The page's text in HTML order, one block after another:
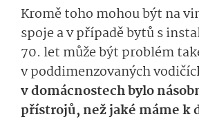
Kromě toho mohou být na
spoje a v případě bytů s
70. let může být problém
v poddimenzovaných
v domácnostech bylo
přístrojů, než jaké máme k